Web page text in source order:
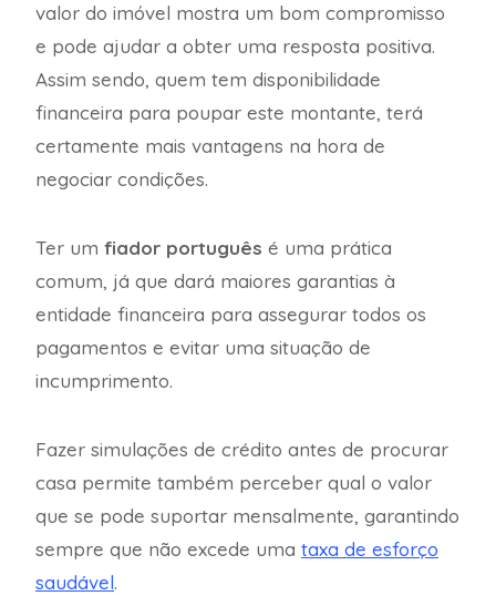
valor do imóvel mostra um bom compromisso
e pode ajudar a obter uma resposta positiva.
Assim sendo, quem tem disponibilidade
financeira para poupar este montante, terá
certamente mais vantagens na hora de
negociar condições.
Ter um fiador português é uma prática
comum, já que dará maiores garantias à
entidade financeira para assegurar todos os
pagamentos e evitar uma situação de
incumprimento.
Fazer simulações de crédito antes de procurar
casa permite também perceber qual o valor
que se pode suportar mensalmente, garantindo
sempre que não excede uma taxa de esforço
saudável.